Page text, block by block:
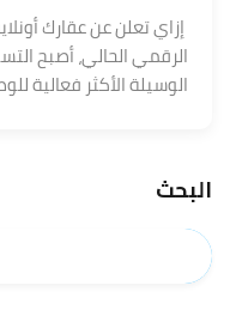
إزاي تعلن عن عقارك
الرقمي الحالي، أصبح
الوسيلة الأكثر فعالية
البحث